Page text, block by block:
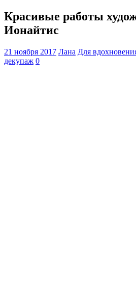
Красивые работы
Ионайтис
21 ноября 2017 Лана Для
декупаж 0